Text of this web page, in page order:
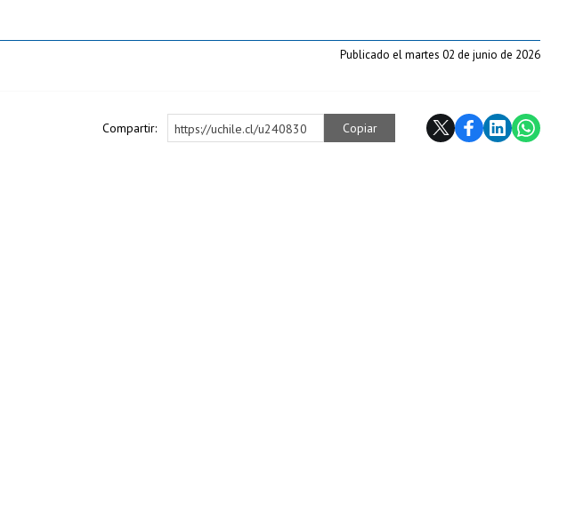
Publicado el martes 02 de junio de 2026
Compartir: https://uchile.cl/u240830 Copiar